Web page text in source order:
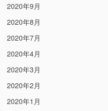
2020年9月
2020年8月
2020年7月
2020年4月
2020年3月
2020年2月
2020年1月